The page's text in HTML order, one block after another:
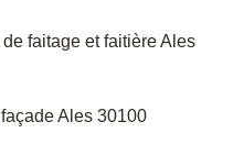
faitage et faitière Ales
Ales 30100